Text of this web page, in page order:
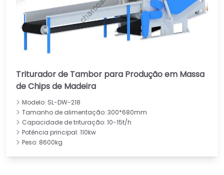
Triturador de Tambor para Produção em Massa
de Chips de Madeira
Modelo: SL-DW-218
Tamanho de alimentação: 300*680mm
Capacidade de trituração: 10-15t/h
Potência principal: 110kw
Peso: 8600kg